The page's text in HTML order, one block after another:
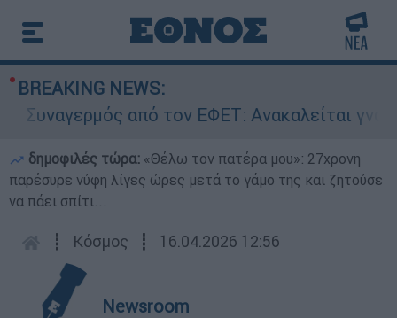
BREAKING NEWS:
από τον ΕΦΕΤ: Ανακαλείται γνωστή
δημοφιλές τώρα: «Θέλω τον πατέρα μου»: 27χρονη
παρέσυρε νύφη λίγες ώρες μετά το γάμο της και ζητούσε
να πάει σπίτι...
┋ Κόσμος ┋ 16.04.2026 12:56
Newsroom